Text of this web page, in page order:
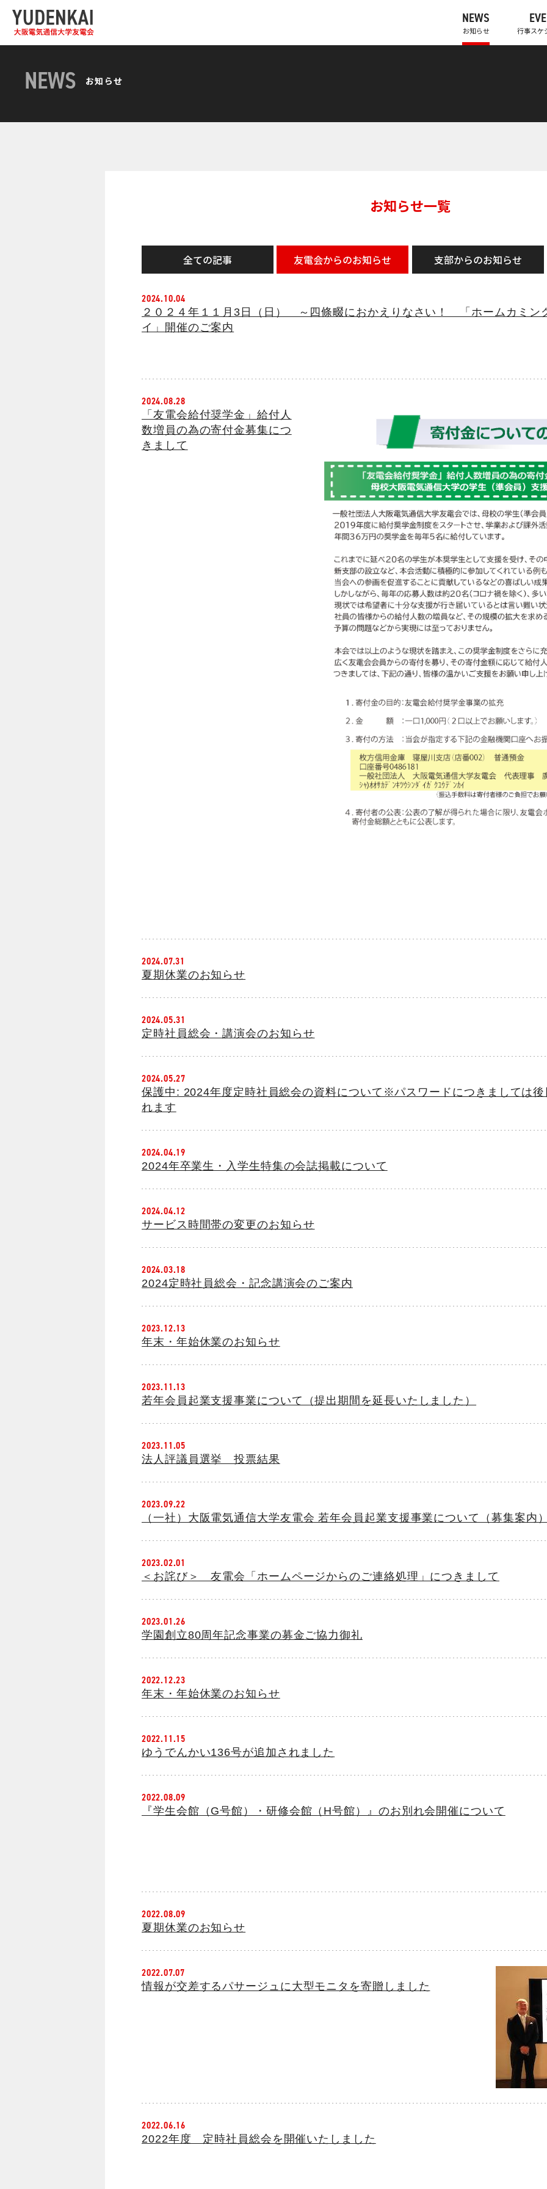
NEWS
お知らせ 行事スケ
NEWS お知らせ
お知らせ一覧
全ての記事 友電会からのお知らせ 支部からのお知らせ
2024.10.04
２０２４年１１月3日（日） ～四條畷におかえりなさい！ 「ホームカミン
イ」開催のご案内
2024.08.28
「友電会給付奨学金」給付人
数増員の為の寄付金募集につ
きまして
2024.07.31
夏期休業のお知らせ
2024.05.31
定時社員総会・講演会のお知らせ
2024.05.27
保護中: 2024年度定時社員総会の資料について※パスワードにつきましては
れます
2024.04.19
2024年卒業生・入学生特集の会誌掲載について
2024.04.12
サービス時間帯の変更のお知らせ
2024.03.18
2024定時社員総会・記念講演会のご案内
2023.12.13
年末・年始休業のお知らせ
2023.11.13
若年会員起業支援事業について（提出期間を延長いたしました）
2023.11.05
法人評議員選挙 投票結果
2023.09.22
（一社）大阪電気通信大学友電会 若年会員起業支援事業について（募集案内
2023.02.01
＜お詫び＞ 友電会「ホームページからのご連絡処理」につきまして
2023.01.26
学園創立80周年記念事業の募金ご協力御礼
2022.12.23
年末・年始休業のお知らせ
2022.11.15
ゆうでんかい136号が追加されました
2022.08.09
『学生会館（G号館）・研修会館（H号館）』のお別れ会開催について
2022.08.09
夏期休業のお知らせ
2022.07.07
情報が交差するパサージュに大型モニタを寄贈しました
2022.06.16
2022年度 定時社員総会を開催いたしました